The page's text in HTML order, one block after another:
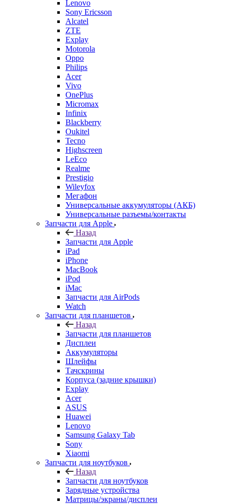
Lenovo
Sony Ericsson
Alcatel
ZTE
Explay
Motorola
Oppo
Philips
Acer
Vivo
OnePlus
Micromax
Infinix
Blackberry
Oukitel
Tecno
Highscreen
LeEco
Realme
Prestigio
Wileyfox
Мегафон
Универсальные аккумуляторы (АКБ)
Универсальные разъемы/контакты
Запчасти для Apple
Назад
Запчасти для Apple
iPad
iPhone
MacBook
iPod
iMac
Запчасти для AirPods
Watch
Запчасти для планшетов
Назад
Запчасти для планшетов
Дисплеи
Аккумуляторы
Шлейфы
Тачскрины
Корпуса (задние крышки)
Explay
Acer
ASUS
Huawei
Lenovo
Samsung Galaxy Tab
Sony
Xiaomi
Запчасти для ноутбуков
Назад
Запчасти для ноутбуков
Зарядные устройства
Матрицы/экраны/дисплеи